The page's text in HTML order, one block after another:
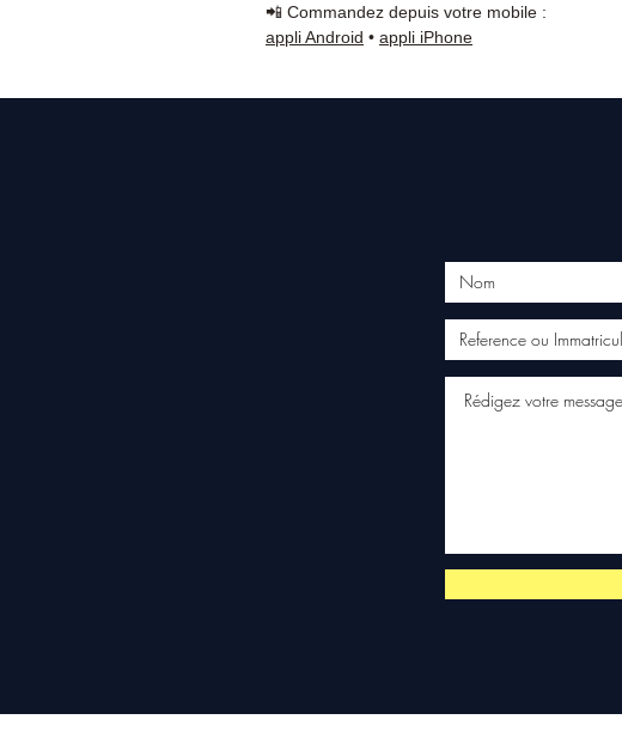
📲 Commandez depuis votre mobile :
appli Android • appli iPhone